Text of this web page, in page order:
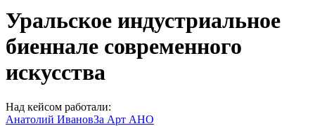
Уральское индустриальное
биеннале современного
искусства
Над кейсом работали:
Анатолий ИвановЗа Арт АНО